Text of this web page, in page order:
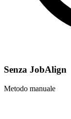
Senza JobAlign
Metodo manuale